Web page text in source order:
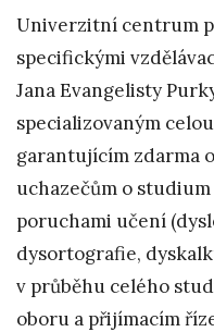
Univerzitní centrum
specifickými
Jana Evangelisty
specializovaným
garantujícím zdarma
uchazečům o
poruchami učení
dysortografie,
v průběhu celého
oboru a přijímacím